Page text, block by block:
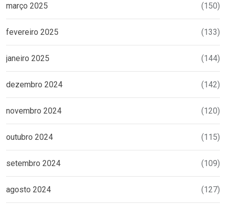
março 2025 (150)
fevereiro 2025 (133)
janeiro 2025 (144)
dezembro 2024 (142)
novembro 2024 (120)
outubro 2024 (115)
setembro 2024 (109)
agosto 2024 (127)